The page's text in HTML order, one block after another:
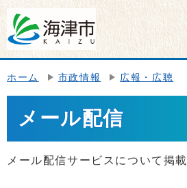
ホーム 市政情報 広報・広聴
メール配信
メール配信サービスについて掲